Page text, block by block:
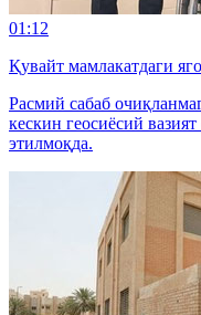
01:12
Қувайт мамлакатдаги
Расмий сабаб
кескин геосиёсий
этилмоқда.